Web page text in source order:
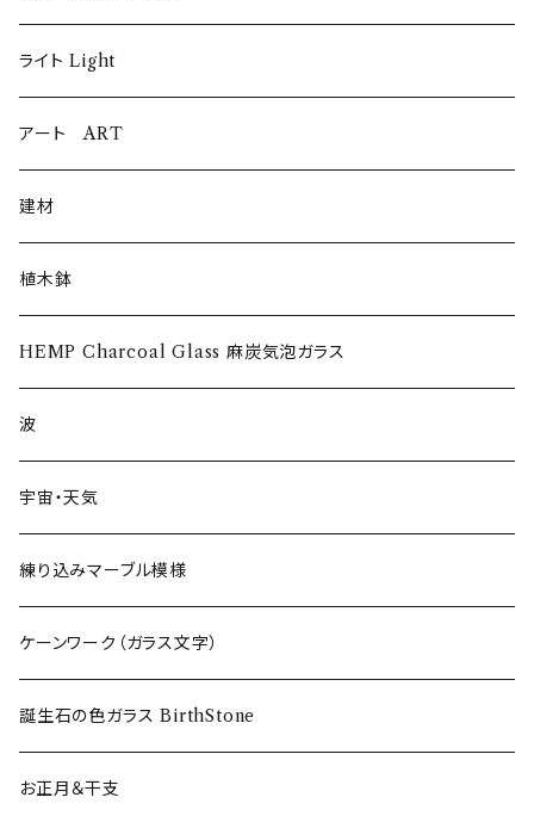
ロックグラス〜Rock Glass〜
ウイスキーグラス〜Whisky Glass
ゴブレット〜Goblet〜
ショットグラス〜Shot Glass
ワイングラス~Wine Glass
フリーグラス〜FREEEE
ライト Light
アート ART
建材
植木鉢
HEMP Charcoal Glass 麻炭気泡ガラス
波
宇宙・天気
練り込みマーブル模様
ケーンワーク（ガラス文字）
誕生石の色ガラス BirthStone
お正月＆干支